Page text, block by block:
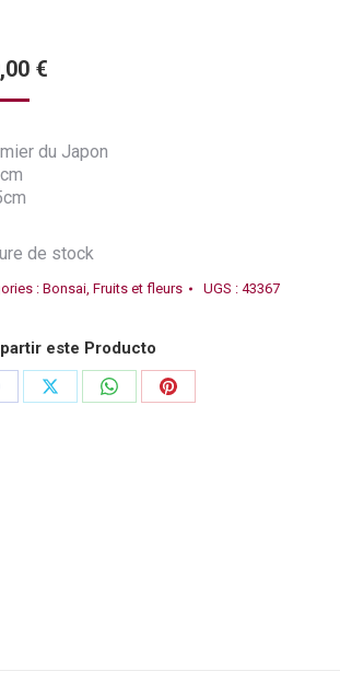
€
du Japon
de stock
: Bonsai, Fruits et fleurs UGS : 43367
este Producto
PartagerPartagerPartager